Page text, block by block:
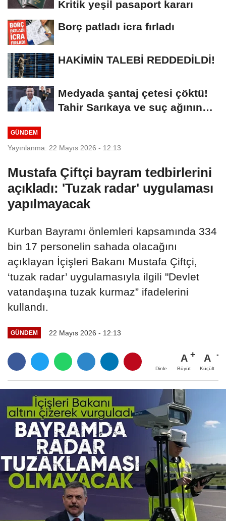
Kritik yeşil pasaport kararı
Borç patladı icra fırladı
HAKİMİN TALEBİ REDDEDİLDİ!
Medyada şantaj çetesi çöktü!
Tahir Sarıkaya ve suç ağının
GÜNDEM
Yayınlanma: 22 Mayıs 2026 - 12:13
Mustafa Çiftçi bayram tedbirlerini
açıkladı: 'Tuzak radar' uygulaması
yapılmayacak
Kurban Bayramı önlemleri kapsamında 334
bin 17 personelin sahada olacağını
açıklayan İçişleri Bakanı Mustafa Çiftçi,
‘tuzak radar’ uygulamasıyla ilgili "Devlet
vatandaşına tuzak kurmaz” ifadelerini
kullandı.
GÜNDEM 22 Mayıs 2026 - 12:13
Dinle
A
Büyüt
A
Küçült